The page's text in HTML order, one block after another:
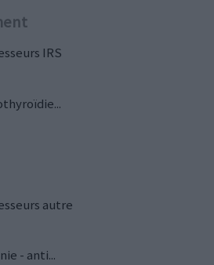
IRS
autre
- anti...